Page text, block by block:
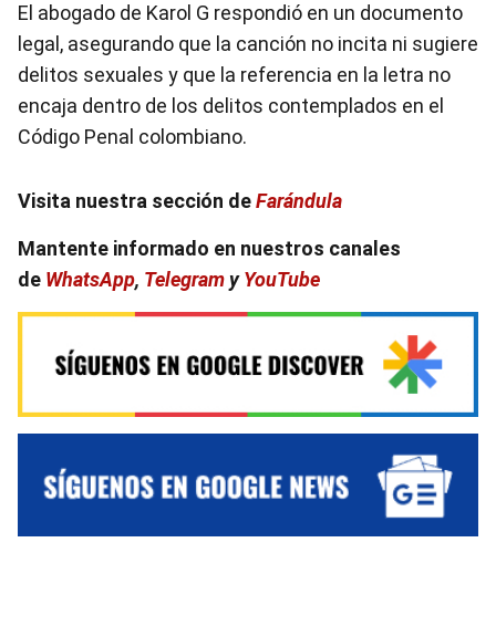
El abogado de Karol G respondió en un documento
legal, asegurando que la canción no incita ni sugiere
delitos sexuales y que la referencia en la letra no
encaja dentro de los delitos contemplados en el
Código Penal colombiano.
Visita nuestra sección deFarándula
Mantente informado en nuestros canales
de WhatsApp, TelegramyYouTube